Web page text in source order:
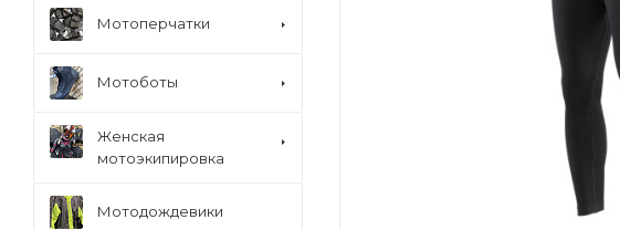
Мотоперчатки
Мотоботы
Женская
мотоэкипировка
Мотодождевики